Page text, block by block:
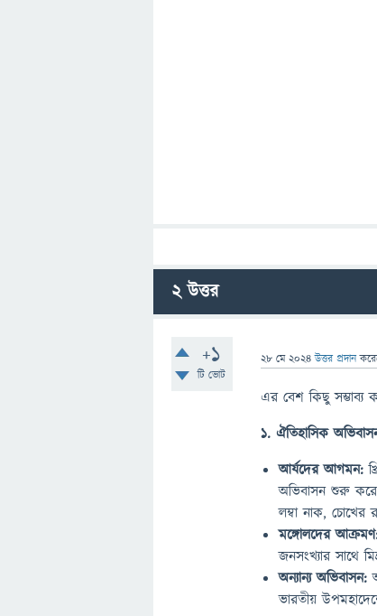
2উত্তর
+1
টি ভোট
28 মে 2024 উত্তর প্রদান
এর বেশ কিছু সম্ভাব্য
1. ঐতিহাসিক
আর্যদের আগমন:
অভিবাসন শুরু
লম্বা নাক, চোখের
মঙ্গোলদের
জনসংখ্যার সাথে
অন্যান্য অভিবাসন:
ভারতীয়